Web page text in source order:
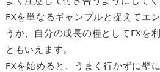
FXを単なるギャンプルと捉えてエ
うか、自分の成長の糧としてFXを
ともいえます。
FXを始めると、うまく行かずに壁